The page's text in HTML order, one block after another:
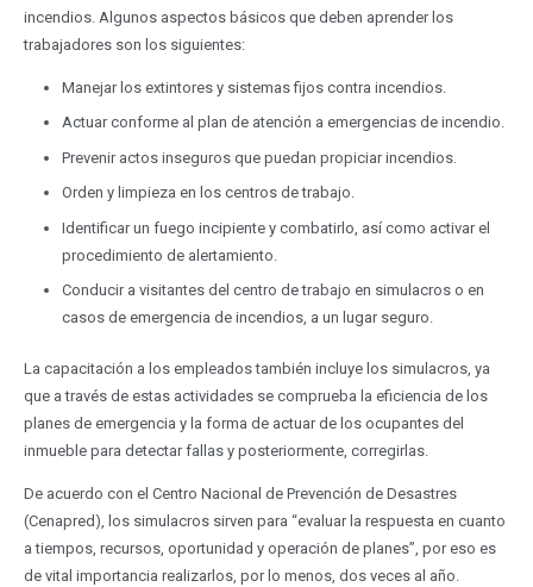
incendios. Algunos aspectos básicos que deben aprender los
trabajadores son los siguientes:
Manejar los extintores y sistemas fijos contra incendios.
Actuar conforme al plan de atención a emergencias de incendio.
Prevenir actos inseguros que puedan propiciar incendios.
Orden y limpieza en los centros de trabajo.
Identificar un fuego incipiente y combatirlo, así como activar el
procedimiento de alertamiento.
Conducir a visitantes del centro de trabajo en simulacros o en
casos de emergencia de incendios, a un lugar seguro.
La capacitación a los empleados también incluye los simulacros, ya
que a través de estas actividades se comprueba la eficiencia de los
planes de emergencia y la forma de actuar de los ocupantes del
inmueble para detectar fallas y posteriormente, corregirlas.
De acuerdo con el Centro Nacional de Prevención de Desastres
(Cenapred), los simulacros sirven para “evaluar la respuesta en cuanto
a tiempos, recursos, oportunidad y operación de planes”, por eso es
de vital importancia realizarlos, por lo menos, dos veces al año.